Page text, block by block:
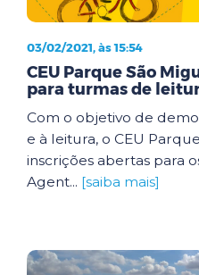
03/02/2021, às 15:54
CEU Parque São
para turmas de
Com o objetivo de
e à leitura, o CEU
inscrições abertas para
Agent... [saiba mais]